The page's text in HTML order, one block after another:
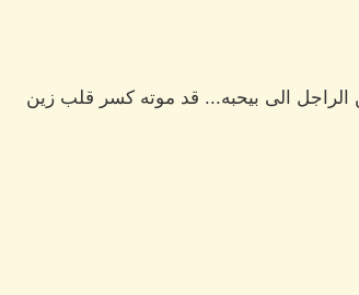
الى بيحبه... قد موته كسر قلب زين